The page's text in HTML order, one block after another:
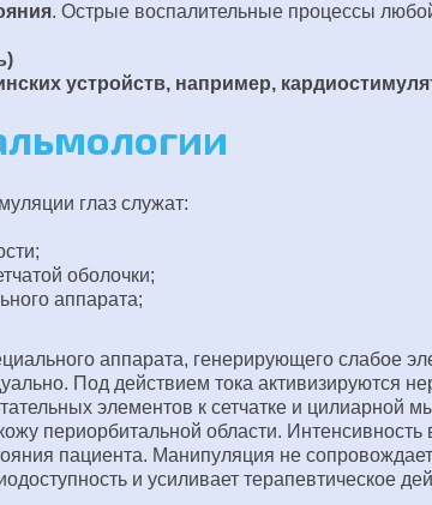
. Острые воспалительные процессы
устройств, например,
глаз служат:
оболочки;
аппарата;
аппарата, генерирующего слабое
Под действием тока активизируются
элементов к сетчатке и цилиарной
периорбитальной области.
пациента. Манипуляция не
и усиливает терапевтическое